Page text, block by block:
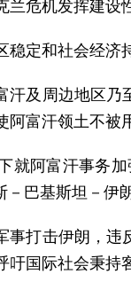
兰危机发挥建设
稳定和社会经济
汗及周边地区
阿富汗领土不被
就阿富汗事务
－巴基斯坦－
事打击伊朗，
吁国际社会秉